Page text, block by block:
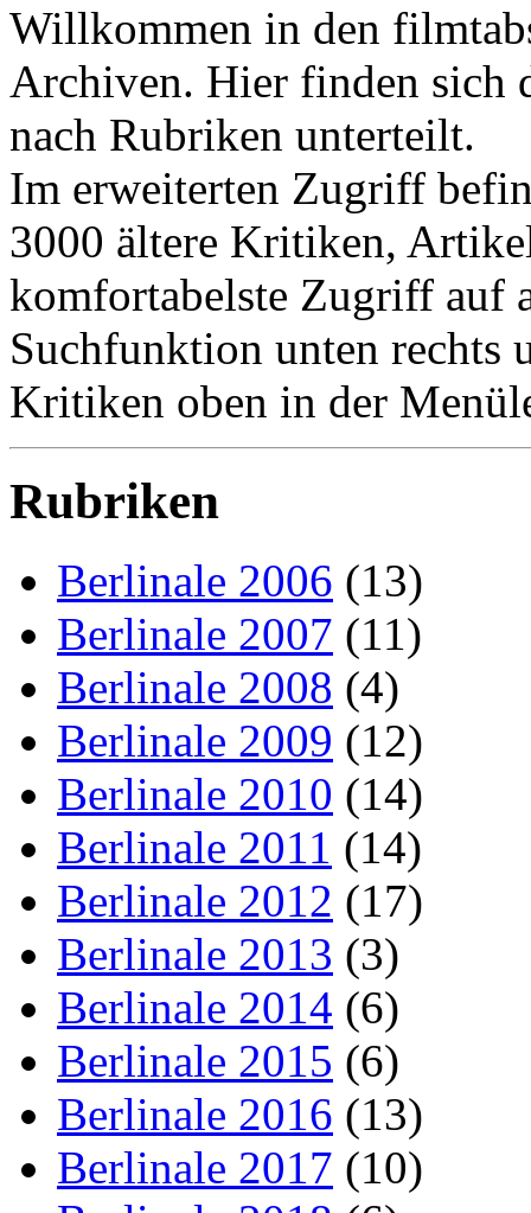
Willkommen in den
Archiven. Hier finden sich
nach Rubriken unterteilt.
Im erweiterten Zugriff
3000 ältere Kritiken,
komfortabelste Zugriff auf
Suchfunktion unten rechts
Kritiken oben in der
Rubriken
Berlinale 2006 (13)
Berlinale 2007 (11)
Berlinale 2008 (4)
Berlinale 2009 (12)
Berlinale 2010 (14)
Berlinale 2011 (14)
Berlinale 2012 (17)
Berlinale 2013 (3)
Berlinale 2014 (6)
Berlinale 2015 (6)
Berlinale 2016 (13)
Berlinale 2017 (10)